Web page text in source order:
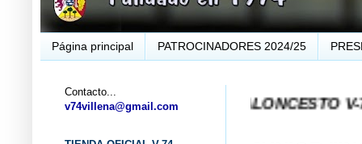
Página principal PATROCINADORES 2024/25
... CLUB BALONCESTO V-74
Contacto...
v74villena@gmail.com